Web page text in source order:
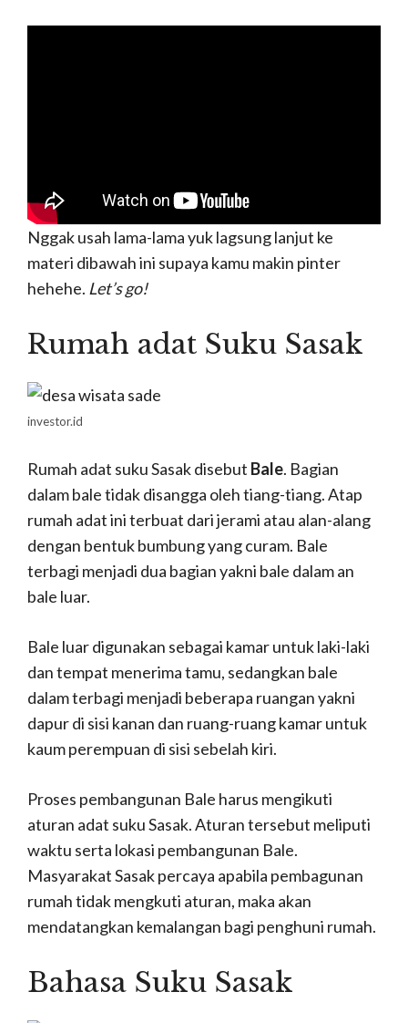
Nggak usah lama-lama yuk lagsung lanjut ke
materi dibawah ini supaya kamu makin pinter
hehehe. Let’s go!
Rumah adat Suku Sasak
investor.id
Rumah adat suku Sasak disebut Bale. Bagian
dalam bale tidak disangga oleh tiang-tiang. Atap
rumah adat ini terbuat dari jerami atau alan-alang
dengan bentuk bumbung yang curam. Bale
terbagi menjadi dua bagian yakni bale dalam an
bale luar.
Bale luar digunakan sebagai kamar untuk laki-laki
dan tempat menerima tamu, sedangkan bale
dalam terbagi menjadi beberapa ruangan yakni
dapur di sisi kanan dan ruang-ruang kamar untuk
kaum perempuan di sisi sebelah kiri.
Proses pembangunan Bale harus mengikuti
aturan adat suku Sasak. Aturan tersebut meliputi
waktu serta lokasi pembangunan Bale.
Masyarakat Sasak percaya apabila pembagunan
rumah tidak mengkuti aturan, maka akan
mendatangkan kemalangan bagi penghuni rumah.
Bahasa Suku Sasak